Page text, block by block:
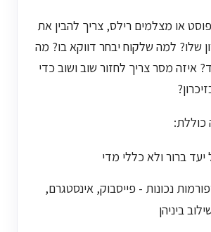
או מצלמים רילס, צריך להבין את
שלו? למה שלקוח יבחר דווקא בו? מה
איזה מסר צריך לחזור שוב ושוב כדי
כוללת:
ברור ולא כללי מדי
נכונות - פייסבוק, אינסטגרם,
ביניהן